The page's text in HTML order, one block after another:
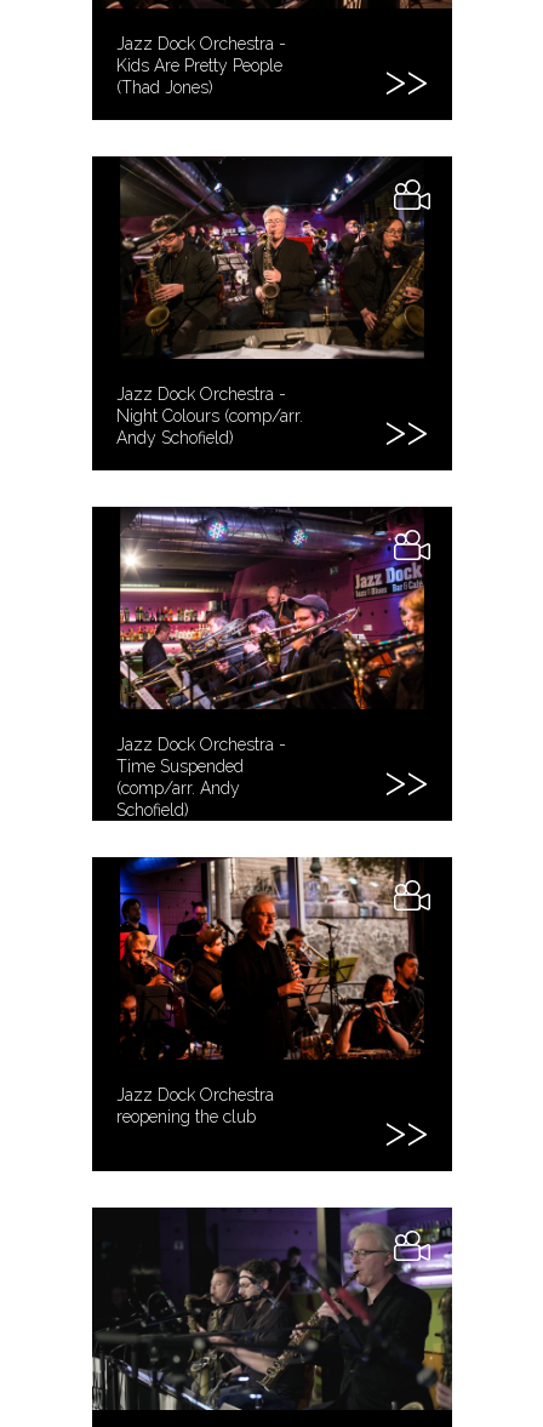
Jazz Dock Orchestra -
Kids Are Pretty People
(Thad Jones)
Jazz Dock Orchestra -
Night Colours (comp/arr.
Andy Schofield)
Jazz Dock Orchestra -
Time Suspended
(comp/arr. Andy
Schofield)
Jazz Dock Orchestra
reopening the club